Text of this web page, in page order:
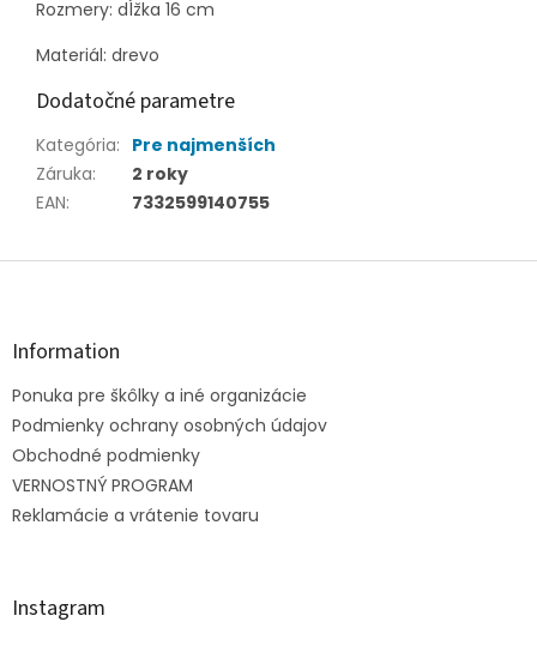
Rozmery: dĺžka 16 cm
Materiál: drevo
Dodatočné parametre
Kategória: Pre najmenších
Záruka:
2 roky
EAN: 7332599140755
Z
Information
Ponuka pre škôlky a iné organizácie
Podmienky ochrany osobných údajov
Obchodné podmienky
VERNOSTNÝ PROGRAM
Reklamácie a vrátenie tovaru
Instagram